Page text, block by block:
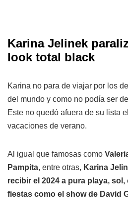
Karina Jelinek
look total black
Karina no para de viajar por los
del mundo y como no podía ser
Este no quedó afuera de su lista
vacaciones de verano.
Al igual que famosas como
Pampita, entre otras, Karina
recibir el 2024 a pura playa,
fiestas como el show de David